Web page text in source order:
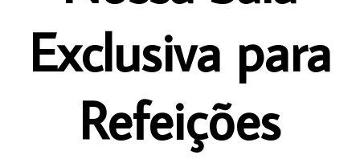
Exclusiva para
Refeições